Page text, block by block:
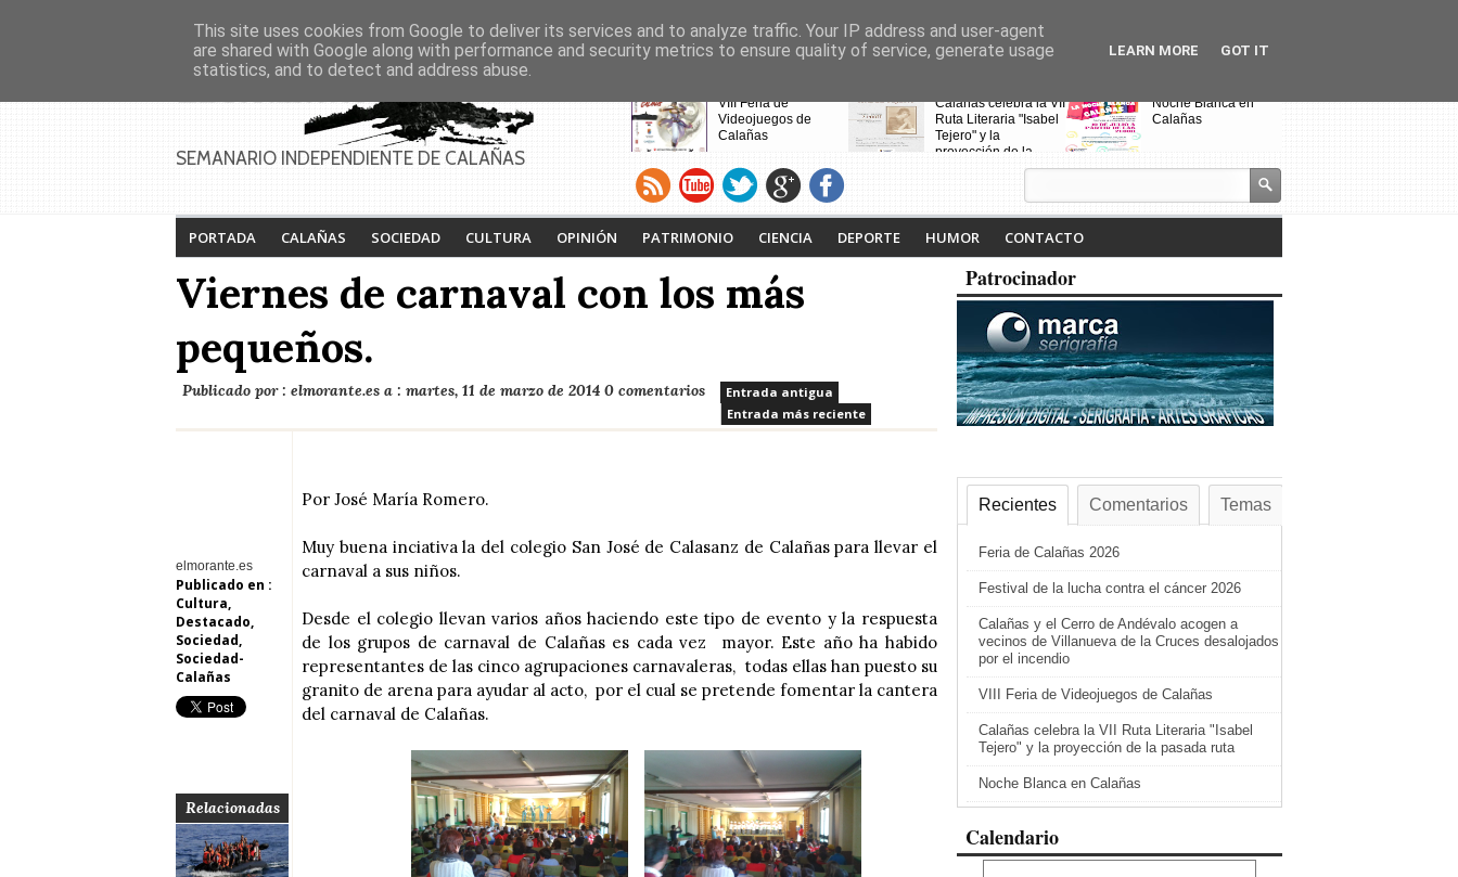
PAGINAS Inicio Contacto Anúnciate
SEMANARIO INDEPENDIENTE DE CALAÑAS
Feria de Calañas
Festival de la lucha
contra el cáncer 2026
Calañas y el Cerro de
Andévalo acogen a
vecinos de Villanueva
de la Cruces
desalojados por el
VIII Feria de
Videojuegos de
Calañas
Calañas celebra la VII
Ruta Literaria "Isabel
Tejero" y la
proyección de la
Noche Blanca en
Calañas
Fin de curso
PORTADA CALAÑAS SOCIEDAD CULTURA OPINIÓN PATRIMONIO CIENCIA DEPORTE HUMOR CONTACTO
Viernes de carnaval con los más
pequeños.
Publicado por : elmorante.es a : martes, 11 de marzo de 2014 0 comentarios
Entrada antigua
Entrada más reciente
elmorante.es
Publicado en :
Cultura,
Destacado,
Sociedad,
Sociedad-
Calañas
Relacionadas
Por José María Romero.
Muy buena inciativa la del colegio San José de Calasanz de Calañas para llevar el
carnaval a sus niños.
Desde el colegio llevan varios años haciendo este tipo de evento y la respuesta
de los grupos de carnaval de Calañas es cada vez mayor. Este año ha habido
representantes de las cinco agrupaciones carnavaleras, todas ellas han puesto su
granito de arena para ayudar al acto, por el cual se pretende fomentar la cantera
del carnaval de Calañas.
Patrocinador
Recientes Comentarios Temas
Feria de Calañas 2026
Festival de la lucha contra el cáncer 2026
Calañas y el Cerro de Andévalo acogen a
vecinos de Villanueva de la Cruces desalojados
por el incendio
VIII Feria de Videojuegos de Calañas
Calañas celebra la VII Ruta Literaria "Isabel
Tejero" y la proyección de la pasada ruta
Noche Blanca en Calañas
Calendario
This site uses cookies from Google to deliver its services and to analyze traffic. Your IP address and user-agent
are shared with Google along with performance and security metrics to ensure quality of service, generate usage
statistics, and to detect and address abuse.
LEARN MORE GOT IT